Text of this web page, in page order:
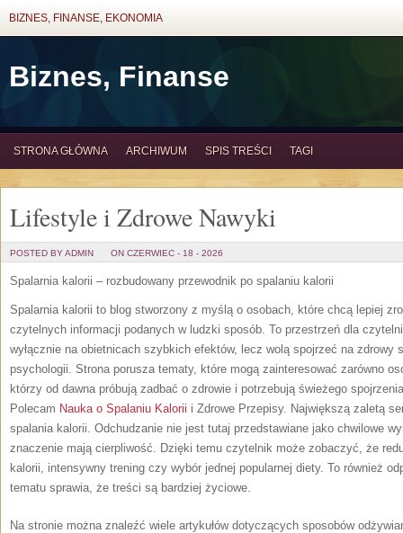
BIZNES, FINANSE, EKONOMIA
Biznes, Finanse
STRONA GŁÓWNA ARCHIWUM SPIS TREŚCI TAGI
Lifestyle i Zdrowe Nawyki
POSTED BY ADMIN ON CZERWIEC - 18 - 2026
Spalarnia kalorii – rozbudowany przewodnik po spalaniu kalorii
Spalarnia kalorii to blog stworzony z myślą o osobach, które chcą lepiej
czytelnych informacji podanych w ludzki sposób. To przestrzeń dla
wyłącznie na obietnicach szybkich efektów, lecz wolą spojrzeć na
psychologii. Strona porusza tematy, które mogą zainteresować zarówno
którzy od dawna próbują zadbać o zdrowie i potrzebują świeżego
Polecam Nauka o Spalaniu Kalorii i Zdrowe Przepisy. Największą zaletą
spalania kalorii. Odchudzanie nie jest tutaj przedstawiane jako chwilowe
znaczenie mają cierpliwość. Dzięki temu czytelnik może zobaczyć, że
kalorii, intensywny trening czy wybór jednej popularnej diety. To również
tematu sprawia, że treści są bardziej życiowe.
Na stronie można znaleźć wiele artykułów dotyczących sposobów